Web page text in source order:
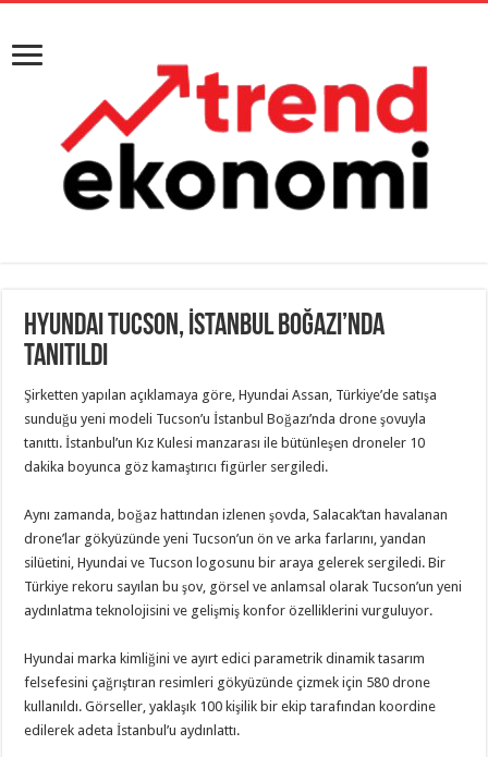
Hyundai Tucson, İstanbul Boğazı’nda
tanıtıldı
Şirketten yapılan açıklamaya göre, Hyundai Assan, Türkiye’de satışa
sunduğu yeni modeli Tucson’u İstanbul Boğazı’nda drone şovuyla
tanıttı. İstanbul’un Kız Kulesi manzarası ile bütünleşen droneler 10
dakika boyunca göz kamaştırıcı figürler sergiledi.
Aynı zamanda, boğaz hattından izlenen şovda, Salacak’tan havalanan
drone’lar gökyüzünde yeni Tucson’un ön ve arka farlarını, yandan
silüetini, Hyundai ve Tucson logosunu bir araya gelerek sergiledi. Bir
Türkiye rekoru sayılan bu şov, görsel ve anlamsal olarak Tucson’un yeni
aydınlatma teknolojisini ve gelişmiş konfor özelliklerini vurguluyor.
Hyundai marka kimliğini ve ayırt edici parametrik dinamik tasarım
felsefesini çağrıştıran resimleri gökyüzünde çizmek için 580 drone
kullanıldı. Görseller, yaklaşık 100 kişilik bir ekip tarafından koordine
edilerek adeta İstanbul’u aydınlattı.